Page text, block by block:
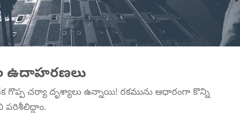
ఉదాహరణలు
చర్యా దృశ్యాలు ఉన్నాయి! రకమును ఆధారంగా కొన్ని
పరిశీలిద్దాం.